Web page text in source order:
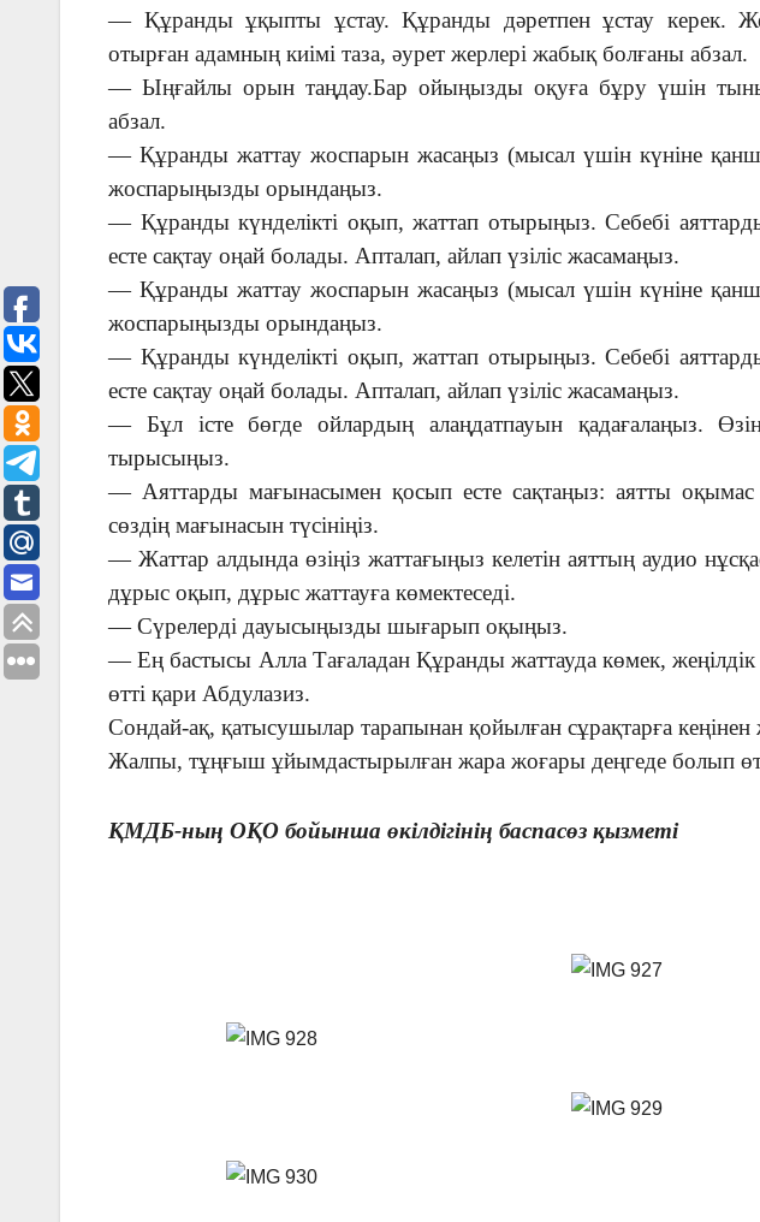
— Құранды ұқыпты ұстау. Құранды дәретпен ұстау керек.
отырған адамның киімі таза, әурет жерлері жабық болғаны абзал.
— Ыңғайлы орын таңдау.Бар ойыңызды оқуға бұру үшін
абзал.
— Құранды жаттау жоспарын жасаңыз (мысал үшін күніне
жоспарыңызды орындаңыз.
— Құранды күнделікті оқып, жаттап отырыңыз. Себебі
есте сақтау оңай болады. Апталап, айлап үзіліс жасамаңыз.
— Құранды жаттау жоспарын жасаңыз (мысал үшін күніне
жоспарыңызды орындаңыз.
— Құранды күнделікті оқып, жаттап отырыңыз. Себебі
есте сақтау оңай болады. Апталап, айлап үзіліс жасамаңыз.
— Бұл істе бөгде ойлардың алаңдатпауын қадағалаңыз.
тырысыңыз.
— Аяттарды мағынасымен қосып есте сақтаңыз: аятты
сөздің мағынасын түсініңіз.
— Жаттар алдында өзіңіз жаттағыңыз келетін аяттың аудио
дұрыс оқып, дұрыс жаттауға көмектеседі.
— Сүрелерді дауысыңызды шығарып оқыңыз.
— Ең бастысы Алла Тағаладан Құранды жаттауда көмек,
өтті қари Абдулазиз.
Сондай-ақ, қатысушылар тарапынан қойылған сұрақтарға
Жалпы, тұңғыш ұйымдастырылған жара жоғары деңгеде болып
ҚМДБ-ның ОҚО бойынша өкілдігінің баспасөз қызметі